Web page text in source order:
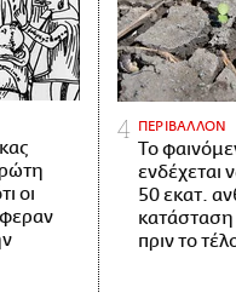
οι
ΠΕΡΙΒΑΛΛΟΝ
Το
ενδέχεται
50 εκατ.
κατάσταση
πριν το